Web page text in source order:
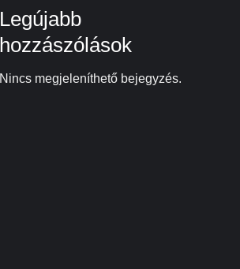
Legújabb
hozzászólások
Nincs megjeleníthető bejegyzés.